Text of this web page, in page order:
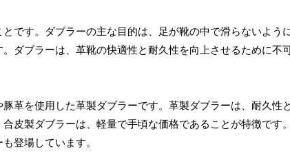
とです。ダブラーの主な目的は、足が靴の中で滑らないように
ダブラーは、革靴の快適性と耐久性を向上させるために不
革を使用した革製ダブラーです。革製ダブラーは、耐久性
皮製ダブラーは、軽量で手頃な価格であることが特徴です
登場しています。